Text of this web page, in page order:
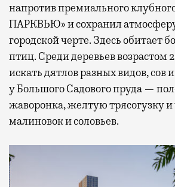
напротив премиального
ПАРКВЬЮ» и сохранил
городской черте. Здесь обитает
птиц. Среди деревьев возрастом
искать дятлов разных видов, сов
у Большого Садового пруда —
жаворонка, желтую трясогузку
малиновок и соловьев.